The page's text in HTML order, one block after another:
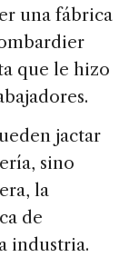
una fábrica
que le hizo
jactar
sino
la
de
industria.